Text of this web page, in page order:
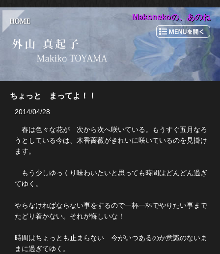
ちょっと まってよ！！
2014/04/28
春は色々な花が 次から次へ咲いている。もうすぐ五月なろ
うとしている今は、木香薔薇がきれいに咲いているのを見掛け
ます。
もう少しゆっくり味わいたいと思っても時間はどんどん過ぎ
てゆく。
やらなければならない事をするので一杯一杯でやりたい事まで
たどり着かない。それが悔しいな！
時間はちょっとも止まらない 今がいつあるのか意識のないま
まに過ぎてゆく。
Makonekoの、あのね